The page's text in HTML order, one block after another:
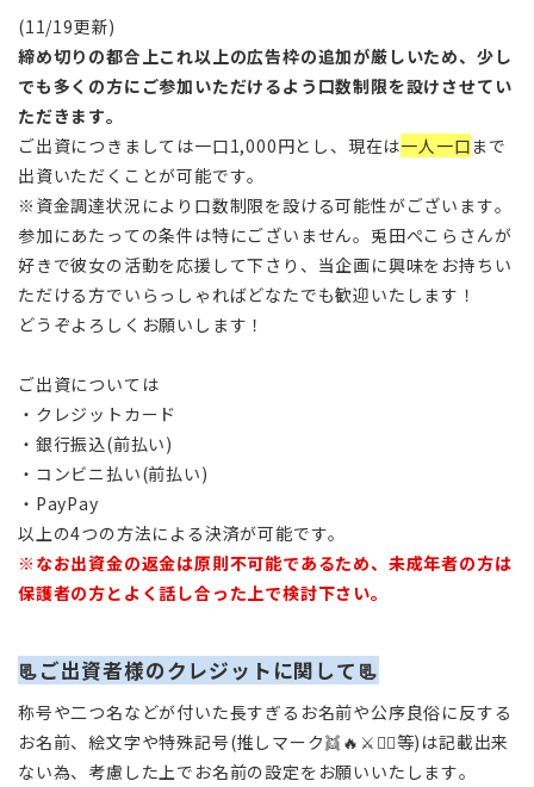
(11/19更新)
締め切りの都合上これ以上の広告枠の追加が厳しいため、少し
でも多くの方にご参加いただけるよう口数制限を設けさせてい
ただきます。
ご出資につきましては一口1,000円とし、現在は一人一口まで
出資いただくことが可能です。
※資金調達状況により口数制限を設ける可能性がございます。
参加にあたっての条件は特にございません。兎田ぺこらさんが
好きで彼女の活動を応援して下さり、当企画に興味をお持ちい
ただける方でいらっしゃればどなたでも歓迎いたします！
どうぞよろしくお願いします！
ご出資については
・クレジットカード
・銀行振込(前払い)
・コンビニ払い(前払い)
・PayPay
以上の4つの方法による決済が可能です。
※なお出資金の返金は原則不可能であるため、未成年者の方は
保護者の方とよく話し合った上で検討下さい。
📃ご出資者様のクレジットに関して📃
称号や二つ名などが付いた長すぎるお名前や公序良俗に反する
お名前、絵文字や特殊記号(推しマーク👯🔥⚔️🏴‍☠️等)は記載出来
ない為、考慮した上でお名前の設定をお願いいたします。